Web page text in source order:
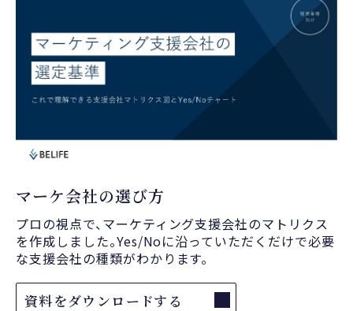
マーケ会社の選び方
プロの視点で、マーケティング支援会社のマトリクス
を作成しました。Yes/Noに沿っていただくだけで必要
な支援会社の種類がわかります。
資料をダウンロードする